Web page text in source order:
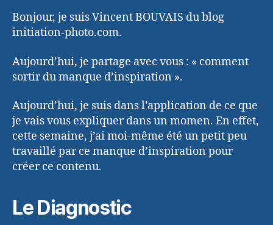
Bonjour, je suis Vincent BOUVAIS du blog
initiation-photo.com.
Aujourd’hui, je partage avec vous : « comment
sortir du manque d’inspiration ».
Aujourd’hui, je suis dans l’application de ce que
je vais vous expliquer dans un momen. En effet,
cette semaine, j’ai moi-même été un petit peu
travaillé par ce manque d’inspiration pour
créer ce contenu.
Le Diagnostic